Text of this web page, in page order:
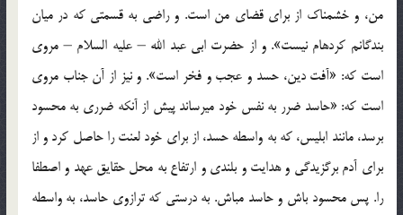
من، و خشمناك از براي قضاي من است. و راضي به قسمتي كه در ميان
بندگانم كرده‏ام نيست». و از حضرت ابي عبد الله – عليه السلام – مروي
است كه: «آفت دين، حسد و عجب و فخر است». و نيز از آن جناب مروي
است كه: «حاسد ضرر به نفس خود مي‏رساند پيش از آنكه ضرري به محسود
برسد، مانند ابليس، كه به واسطه حسد، از براي خود لعنت را حاصل كرد و از
براي آدم برگزيدگي و هدايت و بلندي و ارتفاع به محل حقايق عهد و اصطفا
را. پس محسود باش و حاسد مباش. به درستي كه ترازوي حاسد، به واسطه